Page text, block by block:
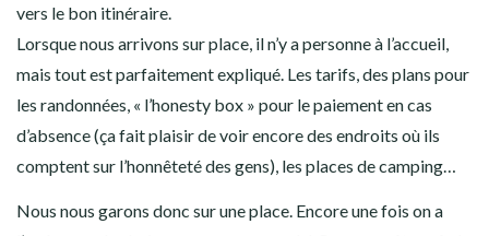
Wairere Boulders et camping